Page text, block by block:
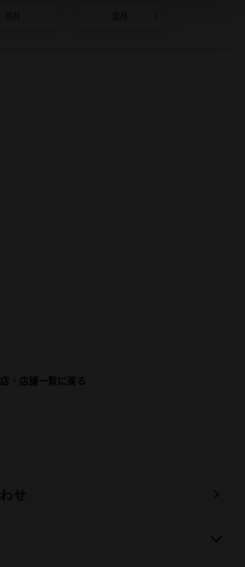
・店舗一覧に戻る
せ